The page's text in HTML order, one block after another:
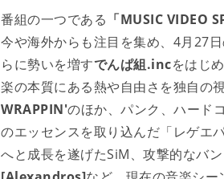
番組の一つである 「MUSIC VIDEO
今や海外からも注目を集め、4月27
らに勢いを増すでんぱ組.incをはじ
楽の本質にある熱や自由さを独自の
WRAPPIN'のほか、パンク、ハード
のエッセンスを取り込んだ「レゲエ
へと成長を遂げたSiM、攻撃的なバ